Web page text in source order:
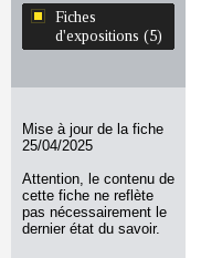
Fiches
d'expositions (5)
Mise à jour de la fiche
25/04/2025
Attention, le contenu de
cette fiche ne reflète
pas nécessairement le
dernier état du savoir.